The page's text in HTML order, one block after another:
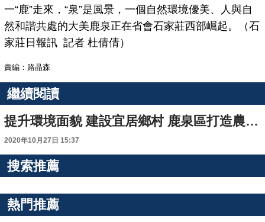
一“鹿”走來，“泉”是風景，一個自然環境優美、人與自
然和諧共處的大美鹿泉正在省會石家莊西部崛起。（石
家莊日報訊 記者 杜倩倩）
責編：路晶森
繼續閱讀
提升環境面貌 建設宜居鄉村 鹿泉區打造農村垃圾治理新模式
2020年10月27日 15:37
搜索推薦
熱門推薦